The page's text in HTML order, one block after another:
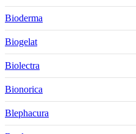
Bioderma
Biogelat
Biolectra
Bionorica
Blephacura